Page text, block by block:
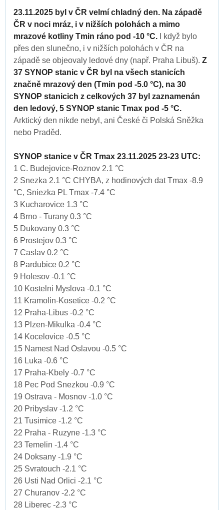
23.11.2025 byl v ČR velmí chladný den. Na západě
ČR v noci mráz, i v nižších polohách a mimo
mrazové kotliny Tmin ráno pod -10 °C. I když bylo
přes den slunečno, i v nižších polohách v ČR na
západě se objeovaly ledové dny (např. Praha Libuš). Z
37 SYNOP stanic v ČR byl na všech stanicích
značně mrazový den (Tmin pod -5.0 °C), na 30
SYNOP stanicich z celkových 37 byl zaznamenán
den ledový, 5 SYNOP stanic Tmax pod -5 °C.
Arktický den nikde nebyl, ani České či Polská Sněžka
nebo Praděd.
SYNOP stanice v ČR Tmax 23.11.2025 23-23 UTC:
1 C. Budejovice-Roznov 2.1 °C
2 Snezka 2.1 °C CHYBA, z hodinových dat Tmax -8.9
°C, Sniezka PL Tmax -7.4 °C
3 Kucharovice 1.3 °C
4 Brno - Turany 0.3 °C
5 Dukovany 0.3 °C
6 Prostejov 0.3 °C
7 Caslav 0.2 °C
8 Pardubice 0.2 °C
9 Holesov -0.1 °C
10 Kostelni Myslova -0.1 °C
11 Kramolin-Kosetice -0.2 °C
12 Praha-Libus -0.2 °C
13 Plzen-Mikulka -0.4 °C
14 Kocelovice -0.5 °C
15 Namest Nad Oslavou -0.5 °C
16 Luka -0.6 °C
17 Praha-Kbely -0.7 °C
18 Pec Pod Snezkou -0.9 °C
19 Ostrava - Mosnov -1.0 °C
20 Pribyslav -1.2 °C
21 Tusimice -1.2 °C
22 Praha - Ruzyne -1.3 °C
23 Temelin -1.4 °C
24 Doksany -1.9 °C
25 Svratouch -2.1 °C
26 Usti Nad Orlici -2.1 °C
27 Churanov -2.2 °C
28 Liberec -2.3 °C